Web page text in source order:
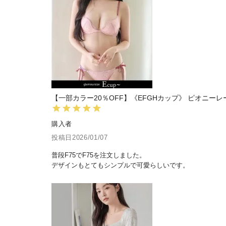
【一部カラー20％OFF】《EFGHカップ》 ピオニー
購入者
投稿日 2026/01/07
普段F75でF75を注文しました。
デザインもとてもシンプルで可愛らしいです。